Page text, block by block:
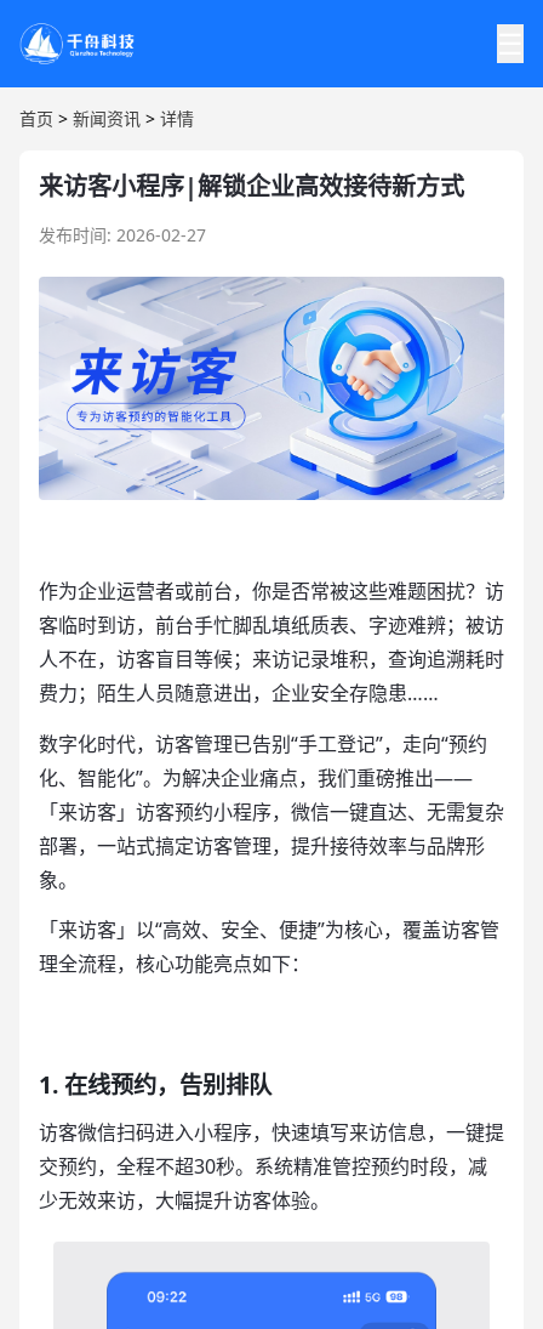
首页 > 新闻资讯 > 详情
来访客小程序|解锁企业高效接待新方式
发布时间: 2026-02-27
作为企业运营者或前台，你是否常被这些难题困扰？访
客临时到访，前台手忙脚乱填纸质表、字迹难辨；被访
人不在，访客盲目等候；来访记录堆积，查询追溯耗时
费力；陌生人员随意进出，企业安全存隐患……
数字化时代，访客管理已告别“手工登记”，走向“预约
化、智能化”。为解决企业痛点，我们重磅推出——
「来访客」访客预约小程序，微信一键直达、无需复杂
部署，一站式搞定访客管理，提升接待效率与品牌形
象。
「来访客」以“高效、安全、便捷”为核心，覆盖访客管
理全流程，核心功能亮点如下：
1. 在线预约，告别排队
访客微信扫码进入小程序，快速填写来访信息，一键提
交预约，全程不超30秒。系统精准管控预约时段，减
少无效来访，大幅提升访客体验。